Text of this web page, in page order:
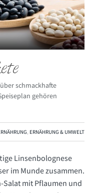
schmackhafte
gehören
, ERNÄHRUNG & UMWELT
Linsenbolognese
im Munde zusammen.
mit Pflaumen und